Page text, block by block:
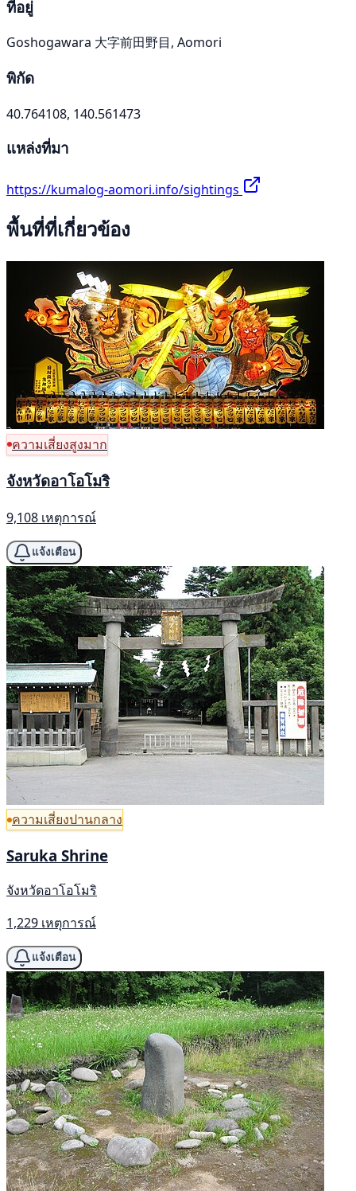
ที่อยู่
Goshogawara 大字前田野目, Aomori
พิกัด
40.764108, 140.561473
แหล่งที่มา
https://kumalog-aomori.info/sightings
พื้นที่ที่เกี่ยวข้อง
ความเสี่ยงสูงมาก
จังหวัดอาโอโมริ
9,108 เหตุการณ์
แจ้งเตือน
ความเสี่ยงปานกลาง
Saruka Shrine
จังหวัดอาโอโมริ
1,229 เหตุการณ์
แจ้งเตือน